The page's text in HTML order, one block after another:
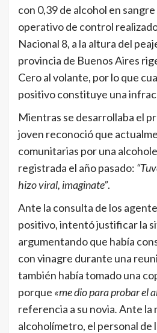
con 0,39 de alcohol en
operativo de control
Nacional 8, a la altura del
provincia de Buenos Aires
Cero al volante, por lo que
positivo constituye una
Mientras se desarrollaba el
joven reconoció que
comunitarias por una
registrada el año pasado:
hizo viral, imaginate”.
Ante la consulta de los
positivo, intentó justificar la
argumentando que había
con vinagre durante una
también había tomado una
porque «me dio para probar el
referencia a su novia.Ante la
alcoholímetro, el personal de